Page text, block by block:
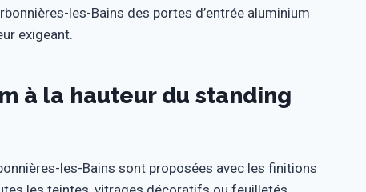
les-Bains des portes d’entrée aluminium
exigeant.
à la hauteur du standing
les-Bains sont proposées avec les finitions